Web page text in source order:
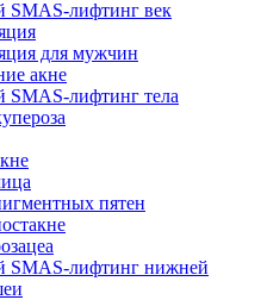
SMAS-лифтинг век
для мужчин
акне
SMAS-лифтинг тела
пятен
SMAS-лифтинг нижней